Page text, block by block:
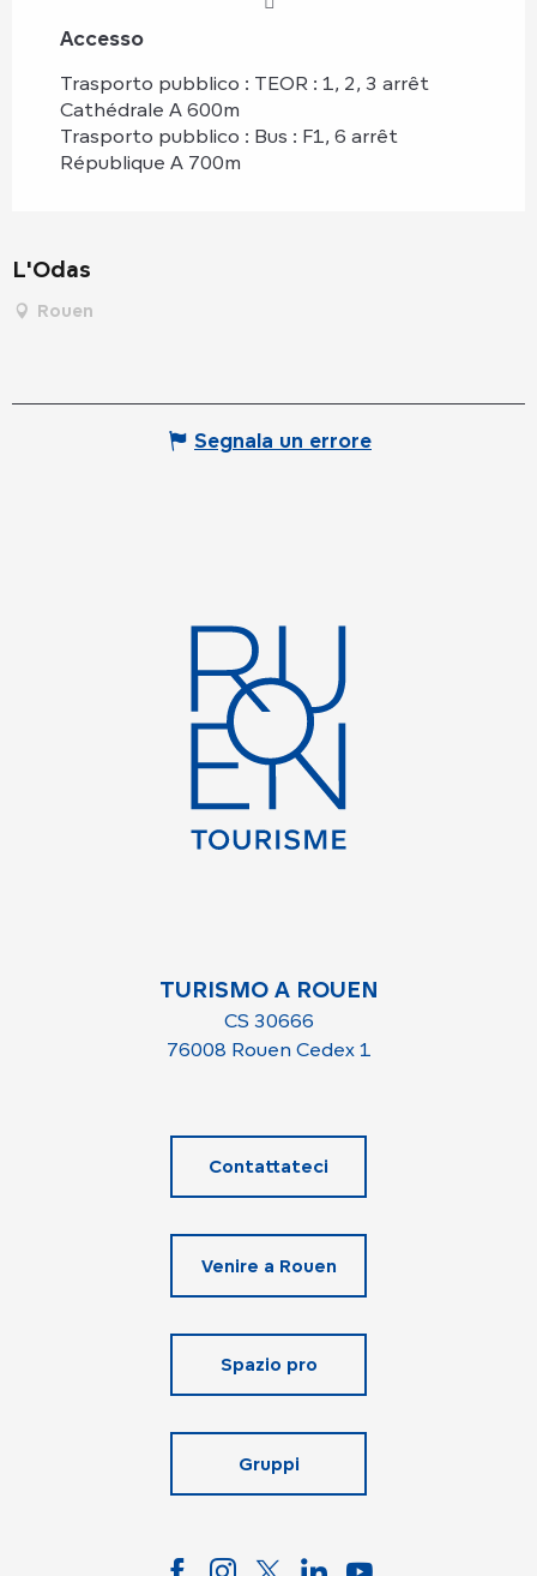
Accesso
Accesso
Trasporto pubblico : TEOR : 1, 2, 3 arrêt
Cathédrale A 600m
Trasporto pubblico : Bus : F1, 6 arrêt
République A 700m
L'Odas
Rouen
Segnala un errore
TURISMO A ROUEN
CS 30666
76008 Rouen Cedex 1
Contattateci
Venire a Rouen
Spazio pro
Gruppi